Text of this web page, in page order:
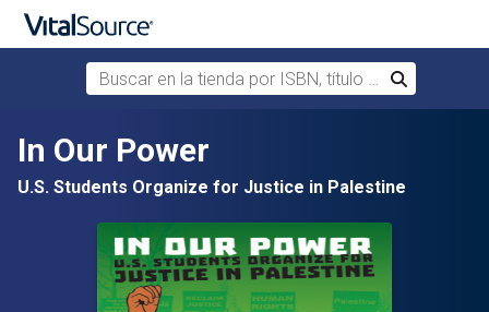
Buscar en la tienda por ISBN, título o autor
Buscar
In Our Power
U.S. Students Organize for Justice in Palestine